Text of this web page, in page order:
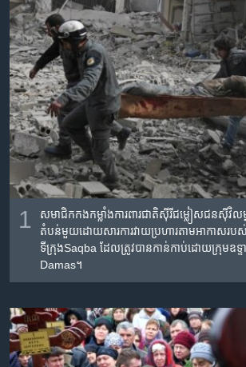
ទំព័រ​
រចនា
សម្ព័ន្ធ​
រំលង​
និង​
ចូល​
ទៅ​
កាន់​
ទំព័រ​
ស្វែង​
កម្មវិធីទាំងអស់
Khmer English
បណ្តាញ​សង្គម
ភាសា
1
សមាជិក​កងកម្លាំង​ការពារ​ជាតិ​ស៊ីរី​ជម្លៀស​ជនស៊ីវិល​
តំបន់​មួយ​ដោយសារ​ការ​វាយ​ប្រហារតាម​អាកាស​របស់​​
ទីក្រុងSaqba ​ដែល​ត្រូវ​បាន​កាន់កាប់​ដោយ​ក្រុម​ឧទ្ទ
Damas។